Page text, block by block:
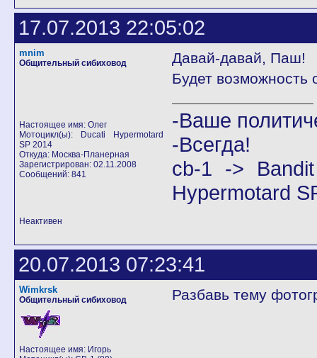
17.07.2013 22:05:02
mnim
Общительный сибиховод
Настоящее имя: Олег
Мотоцикл(ы): Ducati Hypermotard
SP 2014
Откуда: Москва-Планерная
Зарегистрирован: 02.11.2008
Сообщений: 841
Давай-давай, Паш!
Будет возможность
-Ваше
-Всегда!
cb-1 ->
Hypermotard
Неактивен
20.07.2013 07:23:41
Wimkrsk
Общительный сибиховод
Настоящее имя: Игорь
Разбавь тему